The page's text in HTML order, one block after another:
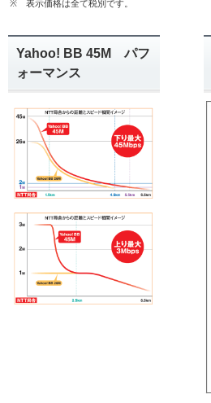
※ 表示価格は全て税別です。
Yahoo! BB 45M パフ
ォーマンス